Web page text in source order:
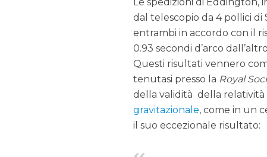
dal telescopio da 4 pollici di
entrambi in accordo con il
0.93 secondi d’arco
Questi risultati vennero
tenutasi presso la Royal
della validità della
gravitazionale, come in un
il suo eccezionale risultato: